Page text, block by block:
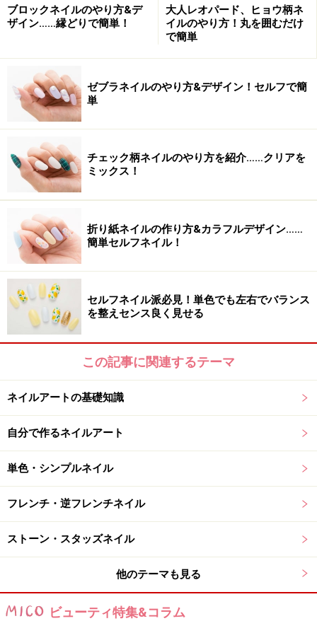
http://www.nadine-hawaii.com/305 Royal
Hawaiian Ave #409 Honolulu Hawaii
96815（地図はこちら） 電話番号 808 923
9595 営業時間 10:00 am～19:00 pm 日祭日
定休
■Beauty Studio Bloom
Hotel4階。ネイルのほか、マッサージやフ
ェイシャルメニューも。
http://www.nailbloom.com/2070 Kalakaua
Avenue, Suite 402 Honolulu, Hawaii
96815（地図はこちら） 電話番号 808-946-
7626 営業時間 10:00 am～18:00 pm（マッ
サージのみ 21:00 p.m. まで） 日曜日定休
■Naillabo Sheraton Waikiki Hotel内。ハイ
ビスカスアートの発祥はこちら。スタッフ
が全員日本人なので安心です。
http://www.naillabo.net/Sheraton Waikiki
Hotel 1st Floor 2255 Kalakaua Avenue,
Suite 31 Honolulu, Hawaii 96815（地図はこ
） 電話番号 808-926-6363 営業時間
9:00 am～23:00 pm■Allure Nail&Spa in
Hawaii DFSトローリー乗り場向かい側。ネ
イルのほかに、マッサージメニューあり。
http://www.naillabo.net/
345 Royal
Hawaiian Ave. Suite203 Honolulu, Hawaii
96815（地図は
） 電話番号 808-922-
0700 営業時間 10:00 am～19:00 pm 価格帯
は日本と同じくらい、もしくはそれよりも
安いところがほとんど。ハワイを歩く旅行
客のみなさんはファッションも日本に比べ
て派手な色が多いし露出もあるので、日本
でやっているネイルよりも心持ち派手にし
た方がバランスが良いです。爪先もハワイ
仕様にして、南の島を満喫してください！
ブロックネイルのやり方&デ
ザイン……縁どりで簡単！
大人レオパード、ヒョウ柄ネ
イルのやり方！丸を囲むだけ
で簡単
ゼブラネイルのやり方&デザイン！セルフで簡
単
チェック柄ネイルのやり方を紹介……クリアを
ミックス！
折り紙ネイルの作り方&カラフルデザイン……
簡単セルフネイル！
セルフネイル派必見！単色でも左右でバランス
を整えセンス良く見せる
この記事に関連するテーマ
ネイルアートの基礎知識
自分で作るネイルアート
単色・シンプルネイル
フレンチ・逆フレンチネイル
ストーン・スタッズネイル
他のテーマも見る
ビューティ特集&コラム